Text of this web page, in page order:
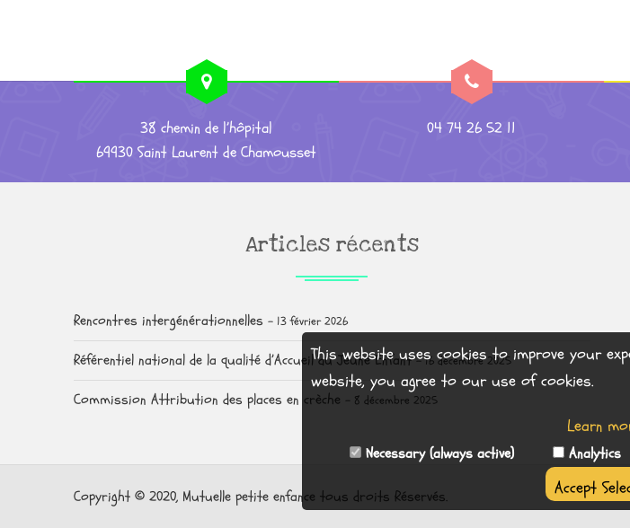
38 chemin de l’hôpital
69930 Saint Laurent de Chamousset
04 74 26 52 11
Articles récents
Rencontres intergénérationnelles 13 février 2026
Référentiel national de la qualité d’Accueil du Jeune Enfant 16 décembre 2025
Commission Attribution des places en crèche 8 décembre 2025
Copyright © 2020, Mutuelle petite enfance tous droits Réservés.
This website uses cookies to improve your
website, you agree to our use of cookies.
Learn
Necessary (always active) Analytics
Accept